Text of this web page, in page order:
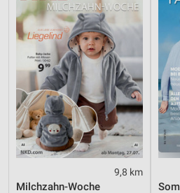
9,8 km
Milchzahn-Woche
Geräte anhand von aktiv
Informationen identifizieren
Nicht-IAB-Verarbeitungszwecke:
Notwendig
Performance
Funktional
Werbung